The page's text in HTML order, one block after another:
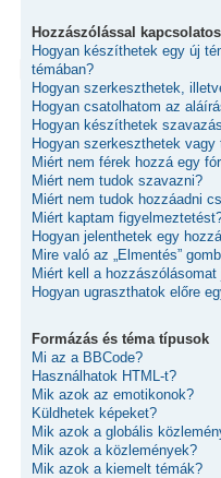
Hozzászólással
Hogyan készíthetek egy új
témában?
Hogyan szerkeszthetek,
Hogyan csatolhatom az
Hogyan készíthetek
Hogyan szerkeszthetek
Miért nem férek hozzá egy
Miért nem tudok szavazni?
Miért nem tudok hozzáadni
Miért kaptam
Hogyan jelenthetek egy
Mire való az „Elmentés”
Miért kell a
Hogyan ugraszthatok előre
Formázás és téma típusok
Mi az a BBCode?
Használhatok HTML-t?
Mik azok az emotikonok?
Küldhetek képeket?
Mik azok a globális
Mik azok a közlemények?
Mik azok a kiemelt témák?